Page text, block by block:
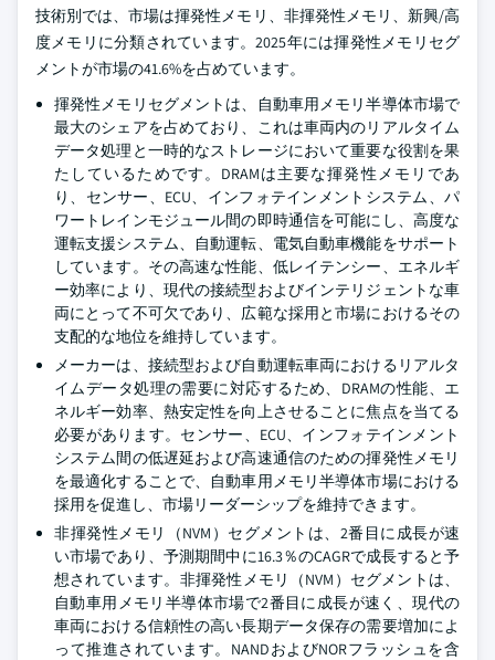
技術別では、市場は揮発性メモリ、非揮発性メモリ、新興/高
度メモリに分類されています。2025年には揮発性メモリセグ
メントが市場の41.6%を占めています。
揮発性メモリセグメントは、自動車用メモリ半導体市場で
最大のシェアを占めており、これは車両内のリアルタイム
データ処理と一時的なストレージにおいて重要な役割を果
たしているためです。DRAMは主要な揮発性メモリであ
り、センサー、ECU、インフォテインメントシステム、パ
ワートレインモジュール間の即時通信を可能にし、高度な
運転支援システム、自動運転、電気自動車機能をサポート
しています。その高速な性能、低レイテンシー、エネルギ
ー効率により、現代の接続型およびインテリジェントな車
両にとって不可欠であり、広範な採用と市場におけるその
支配的な地位を維持しています。
メーカーは、接続型および自動運転車両におけるリアルタ
イムデータ処理の需要に対応するため、DRAMの性能、エ
ネルギー効率、熱安定性を向上させることに焦点を当てる
必要があります。センサー、ECU、インフォテインメント
システム間の低遅延および高速通信のための揮発性メモリ
を最適化することで、自動車用メモリ半導体市場における
採用を促進し、市場リーダーシップを維持できます。
非揮発性メモリ（NVM）セグメントは、2番目に成長が速
い市場であり、予測期間中に16.3％のCAGRで成長すると予
想されています。非揮発性メモリ（NVM）セグメントは、
自動車用メモリ半導体市場で2番目に成長が速く、現代の
車両における信頼性の高い長期データ保存の需要増加によ
って推進されています。NANDおよびNORフラッシュを含